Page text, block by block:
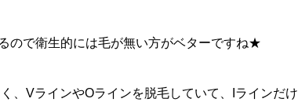
ので衛生的には毛が無い方がベターですね★
、VラインやOラインを脱毛していて、Iラインだけ